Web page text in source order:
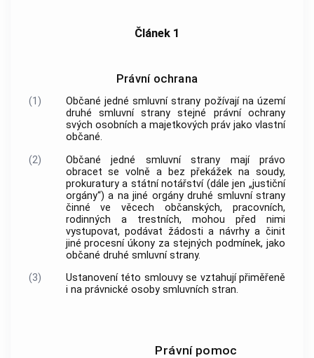
Článek 1
Právní ochrana
(1)
Občané jedné smluvní strany požívají na území
druhé smluvní strany stejné právní ochrany
svých osobních a majetkových práv jako vlastní
občané.
(2)
Občané jedné smluvní strany mají právo
obracet se volně a bez překážek na soudy,
prokuratury a státní notářství (dále jen „justiční
orgány“) a na jiné orgány druhé smluvní strany
činné ve věcech občanských, pracovních,
rodinných a trestních, mohou před nimi
vystupovat, podávat žádosti a návrhy a činit
jiné procesní úkony za stejných podmínek, jako
občané druhé smluvní strany.
(3)
Ustanovení této smlouvy se vztahují přiměřeně
i na právnické osoby smluvních stran.
Právní pomoc